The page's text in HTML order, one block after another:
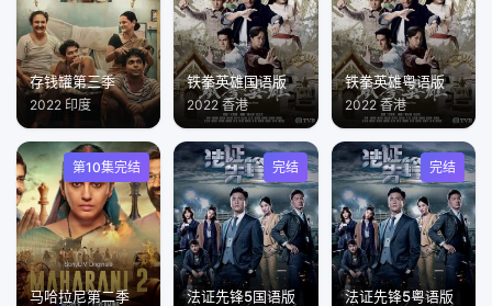
存钱罐第三季
2022 印度
铁拳英雄国语版
2022 香港
铁拳英雄粤语版
2022 香港
第10集完结
马哈拉尼第二季
完结
法证先锋5国语版
完结
法证先锋5粤语版